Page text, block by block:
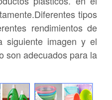
tipos
rendimientos de
siguiente imagen y el
son adecuados para la